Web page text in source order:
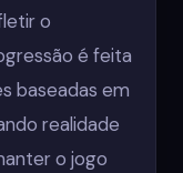
o
é feita
baseadas em
realidade
o jogo